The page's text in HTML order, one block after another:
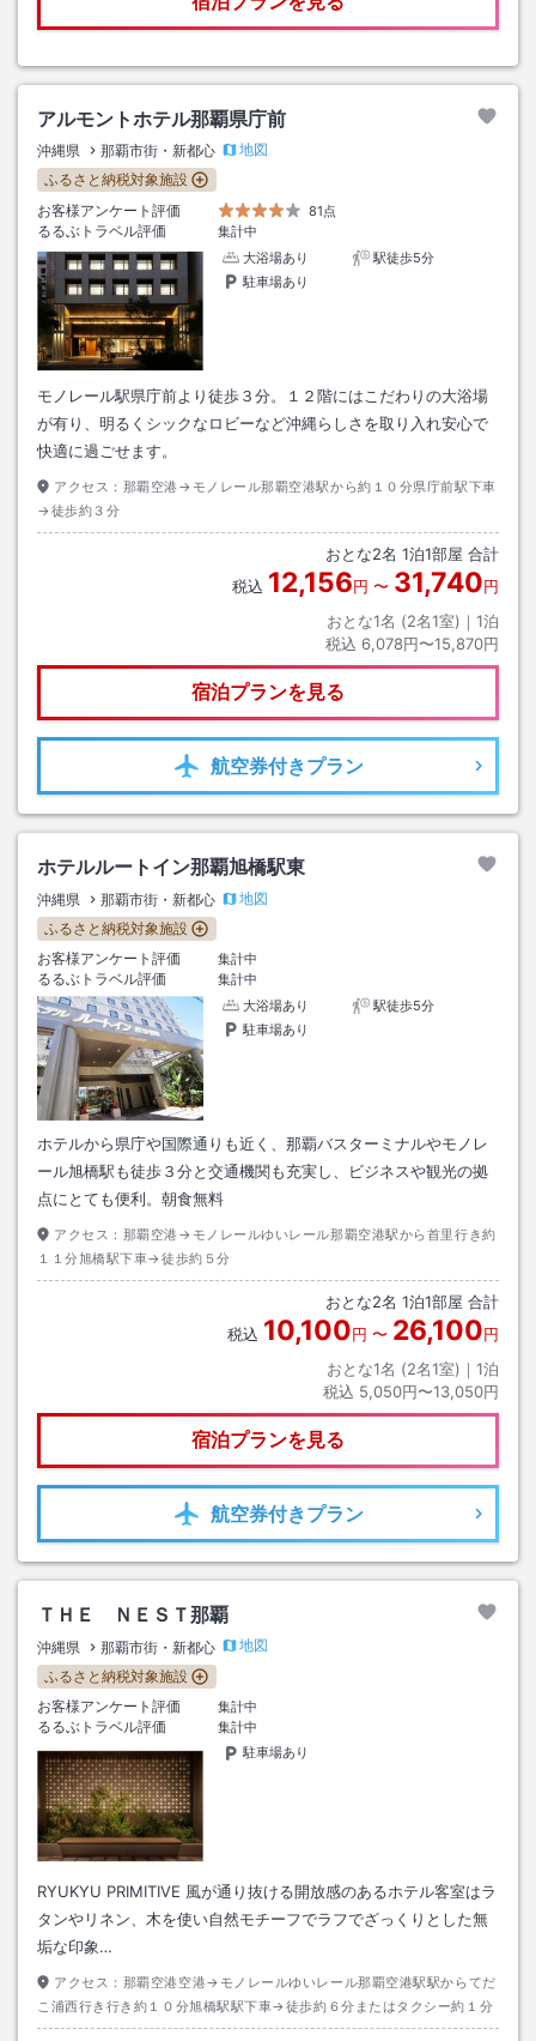
アルモントホテル那覇県庁前
沖縄県 那覇市街・新都心
地図
ふるさと納税対象施設
お客様アンケート評価
81点
るるぶトラベル評価
集計中
大浴場あり
駅徒歩5分
駐車場あり
モノレール駅県庁前より徒歩３分。１２階にはこだわりの大浴場
が有り、明るくシックなロビーなど沖縄らしさを取り入れ安心で
快適に過ごせます。
アクセス： 那覇空港→モノレール那覇空港駅から約１０分県庁前駅下車
→徒歩約３分
おとな2名 1泊1部屋 合計
税込 12,156円 〜 31,740円
おとな1名 (2名1室)｜ 1泊
税込 6,078円〜15,870円
宿泊プランを見る
航空券付きプラン
ホテルルートイン那覇旭橋駅東
沖縄県 那覇市街・新都心
地図
ふるさと納税対象施設
お客様アンケート評価
集計中
るるぶトラベル評価
集計中
大浴場あり
駅徒歩5分
駐車場あり
ホテルから県庁や国際通りも近く、那覇バスターミナルやモノレ
ール旭橋駅も徒歩３分と交通機関も充実し、ビジネスや観光の拠
点にとても便利。朝食無料
アクセス： 那覇空港→モノレールゆいレール那覇空港駅から首里行き約
１１分旭橋駅下車→徒歩約５分
おとな2名 1泊1部屋 合計
税込 10,100円 〜 26,100円
おとな1名 (2名1室)｜ 1泊
税込 5,050円〜13,050円
宿泊プランを見る
航空券付きプラン
ＴＨＥ ＮＥＳＴ那覇
沖縄県 那覇市街・新都心
地図
ふるさと納税対象施設
お客様アンケート評価
集計中
るるぶトラベル評価
集計中
駐車場あり
RYUKYU PRIMITIVE 風が通り抜ける開放感のあるホテル客室はラ
タンやリネン、木を使い自然モチーフでラフでざっくりとした無
垢な印象…
アクセス： 那覇空港空港→モノレールゆいレール那覇空港駅駅からてだ
こ浦西行き行き約１０分旭橋駅駅下車→徒歩約６分またはタクシー約１分